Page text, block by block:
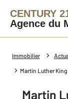
CENTURY
Agence du
Immobilier
Martin Luther
Martin